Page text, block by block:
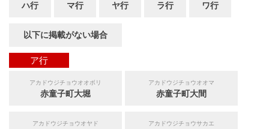
ハ行 マ行 ヤ行 ラ行 ワ行
以下に掲載がない場合
ア行
アカドウジチョウオオボリ
赤童子町大堀
アカドウジチョウオオマ
赤童子町大間
アカドウジチョウオヤド アカドウジチョウサカエ